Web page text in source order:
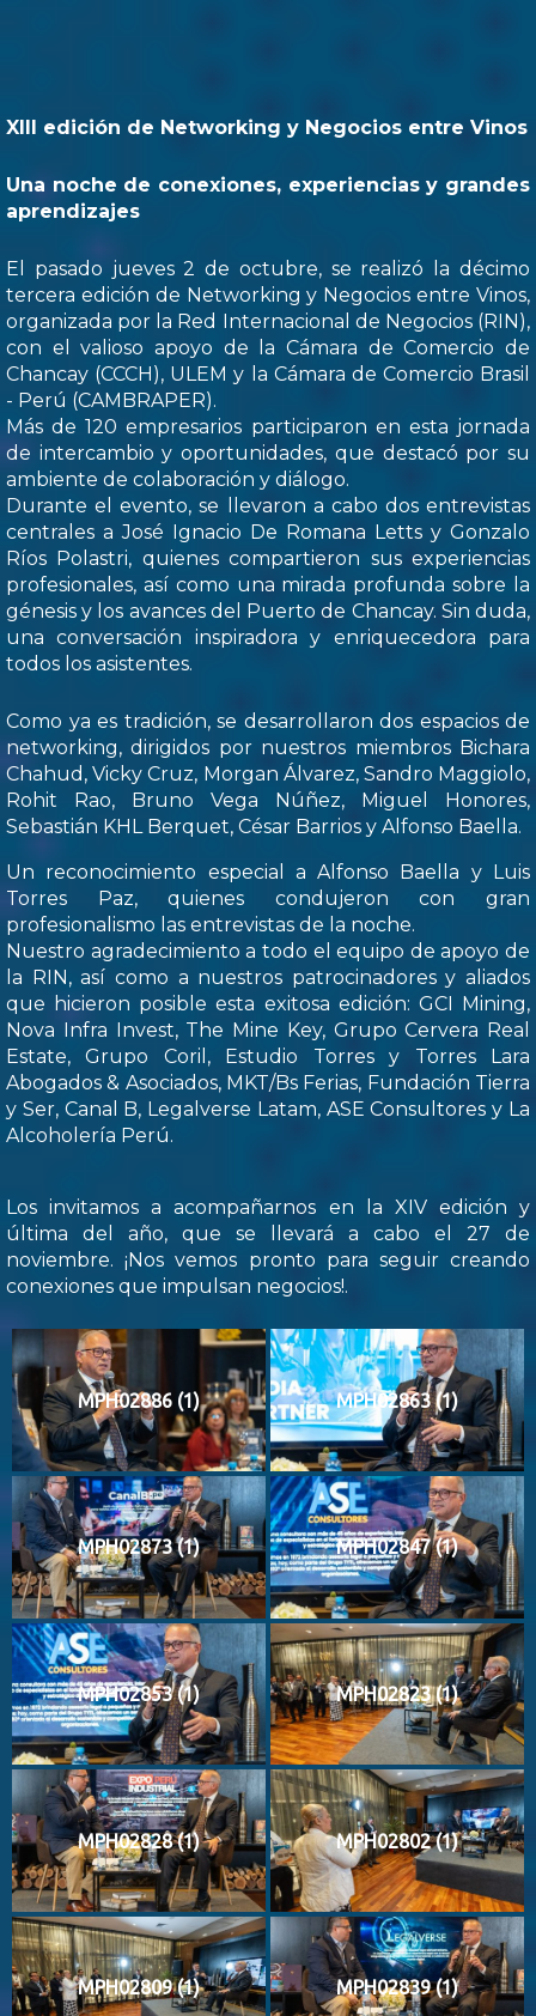
XIII edición de Networking y Negocios entre Vinos
Una noche de conexiones, experiencias y grandes
aprendizajes
El pasado jueves 2 de octubre, se realizó la décimo
tercera edición de Networking y Negocios entre Vinos,
organizada por la Red Internacional de Negocios (RIN),
con el valioso apoyo de la Cámara de Comercio de
Chancay (CCCH), ULEM y la Cámara de Comercio Brasil
- Perú (CAMBRAPER).
Más de 120 empresarios participaron en esta jornada
de intercambio y oportunidades, que destacó por su
ambiente de colaboración y diálogo.
Durante el evento, se llevaron a cabo dos entrevistas
centrales a José Ignacio De Romana Letts y Gonzalo
Ríos Polastri, quienes compartieron sus experiencias
profesionales, así como una mirada profunda sobre la
génesis y los avances del Puerto de Chancay. Sin duda,
una conversación inspiradora y enriquecedora para
todos los asistentes.
Como ya es tradición, se desarrollaron dos espacios de
networking, dirigidos por nuestros miembros Bichara
Chahud, Vicky Cruz, Morgan Álvarez, Sandro Maggiolo,
Rohit Rao, Bruno Vega Núñez, Miguel Honores,
Sebastián KHL Berquet, César Barrios y Alfonso Baella.
Un reconocimiento especial a Alfonso Baella y Luis
Torres Paz, quienes condujeron con gran
profesionalismo las entrevistas de la noche.
Nuestro agradecimiento a todo el equipo de apoyo de
la RIN, así como a nuestros patrocinadores y aliados
que hicieron posible esta exitosa edición: GCI Mining,
Nova Infra Invest, The Mine Key, Grupo Cervera Real
Estate, Grupo Coril, Estudio Torres y Torres Lara
Abogados & Asociados, MKT/Bs Ferias, Fundación Tierra
y Ser, Canal B, Legalverse Latam, ASE Consultores y La
Alcoholería Perú.
Los invitamos a acompañarnos en la XIV edición y
última del año, que se llevará a cabo el 27 de
noviembre. ¡Nos vemos pronto para seguir creando
conexiones que impulsan negocios!.
MPH02886 (1) MPH02863 (1)
MPH02873 (1) MPH02847 (1)
MPH02853 (1) MPH02823 (1)
MPH02828 (1) MPH02802 (1)
MPH02809 (1) MPH02839 (1)